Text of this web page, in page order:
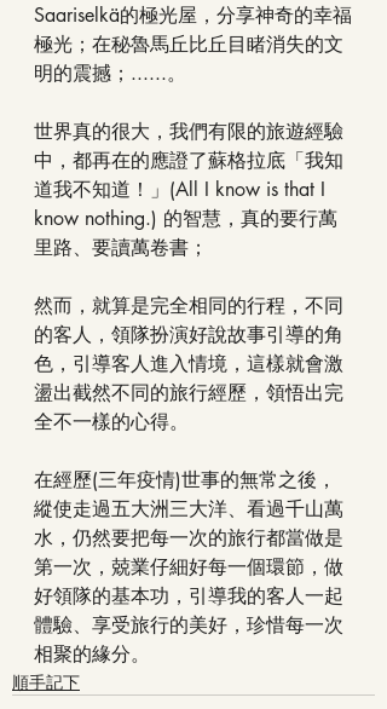
Saariselkä的極光屋，分享神奇的幸福
極光；在秘魯馬丘比丘目睹消失的文
明的震撼；......。
世界真的很大，我們有限的旅遊經驗
中，都再在的應證了蘇格拉底「我知
道我不知道！」(All I know is that I
know nothing.) 的智慧，真的要行萬
里路、要讀萬卷書；
然而，就算是完全相同的行程，不同
的客人，領隊扮演好說故事引導的角
色，引導客人進入情境，這樣就會激
盪出截然不同的旅行經歷，領悟出完
全不一樣的心得。
在經歷(三年疫情)世事的無常之後，
縱使走過五大洲三大洋、看過千山萬
水，仍然要把每一次的旅行都當做是
第一次，兢業仔細好每一個環節，做
好領隊的基本功，引導我的客人一起
體驗、享受旅行的美好，珍惜每一次
相聚的緣分。
順手記下